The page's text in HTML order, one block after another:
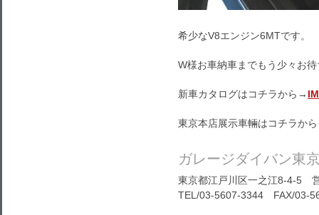
希少なV8エンジン6MTです。
W様お車納車までもう少々お
新車カタログはコチラから→
東京本店展示車輛はコチラか
ガレージダイバン東
東京都江戸川区一之江8-4-5
TEL/03-5607-3344 FAX/03-